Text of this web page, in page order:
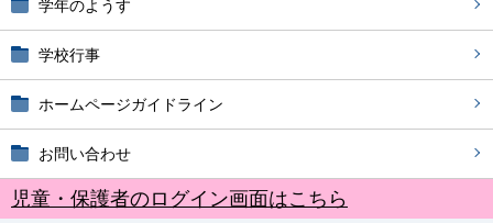
学年のようす
学校行事
ホームページガイドライン
お問い合わせ
児童・保護者のログイン画面はこちら